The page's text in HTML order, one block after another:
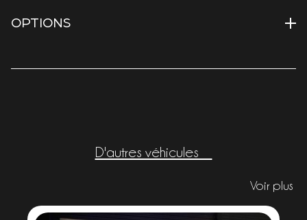
OPTIONS
D'autres véhicules
Voir plus